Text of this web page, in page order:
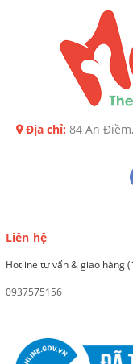
Địa chỉ: 84 An
Liên hệ
Hotline tư vấn & giao hàng
0937575156